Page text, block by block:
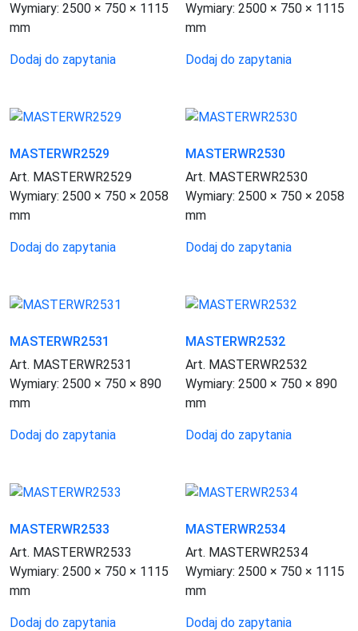
Wymiary: 2500 × 750 × 1115
mm
Dodaj do zapytania
Wymiary:2500 × 750 × 1115
mm
Dodaj do zapytania
MASTERWR2529
Art. MASTERWR2529
Wymiary: 2500 × 750 × 2058
mm
Dodaj do zapytania
MASTERWR2530
Art. MASTERWR2530
Wymiary:2500 × 750 × 2058
mm
Dodaj do zapytania
MASTERWR2531
Art. MASTERWR2531
Wymiary: 2500 × 750 × 890
mm
Dodaj do zapytania
MASTERWR2532
Art. MASTERWR2532
Wymiary:2500 × 750 × 890
mm
Dodaj do zapytania
MASTERWR2533
Art. MASTERWR2533
Wymiary: 2500 × 750 × 1115
mm
Dodaj do zapytania
MASTERWR2534
Art. MASTERWR2534
Wymiary:2500 × 750 × 1115
mm
Dodaj do zapytania